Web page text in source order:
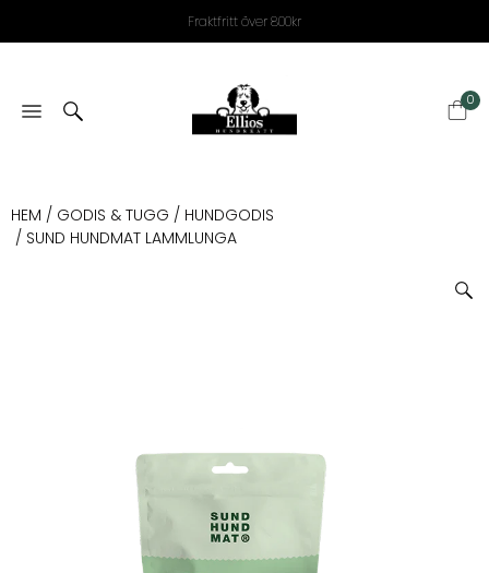
Fraktfritt över 800kr
0
HEM / GODIS & TUGG / HUNDGODIS
/ SUND HUNDMAT LAMMLUNGA